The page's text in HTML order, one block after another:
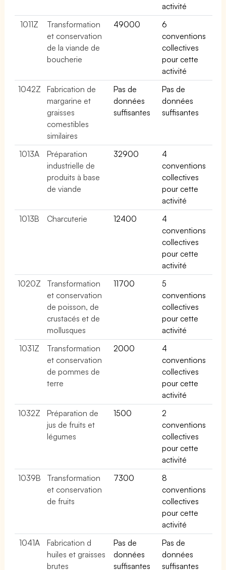
activité
1011Z
Transformation
et conservation
de la viande de
boucherie
49000
6
conventions
collectives
pour cette
activité
1042Z
Fabrication de
margarine et
graisses
comestibles
similaires
Pas de
données
suffisantes
Pas de
données
suffisantes
1013A
Préparation
industrielle de
produits à base
de viande
32900
4
conventions
collectives
pour cette
activité
1013B
Charcuterie 12400
4
conventions
collectives
pour cette
activité
1020Z
Transformation
et conservation
de poisson, de
crustacés et de
mollusques
11700
5
conventions
collectives
pour cette
activité
1031Z
Transformation
et conservation
de pommes de
terre
2000
4
conventions
collectives
pour cette
activité
1032Z
Préparation de
jus de fruits et
légumes
1500
2
conventions
collectives
pour cette
activité
1039B
Transformation
et conservation
de fruits
7300
8
conventions
collectives
pour cette
activité
1041A
Fabrication d
huiles et graisses
brutes
Pas de
données
suffisantes
Pas de
données
suffisantes